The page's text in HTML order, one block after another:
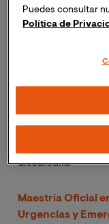
Socioeducativos
una formación
otorgando al
Además, el
profundidad
déficit de
discalculia
Maestría Oficial
Urgencias y
Puedes consultar
Política de